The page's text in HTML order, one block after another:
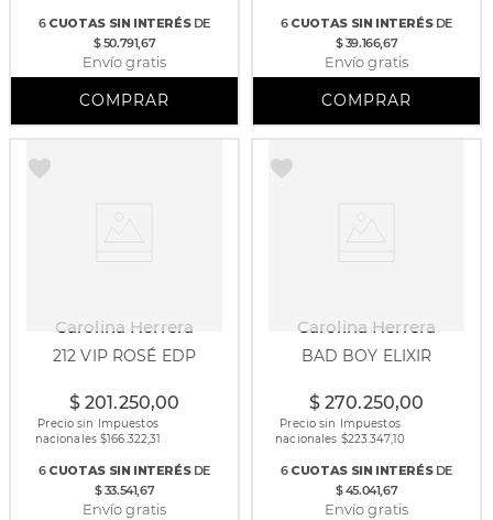
6CUOTAS SIN INTERÉSDE
$ 50.791,67
Envío gratis
6CUOTAS SIN INTERÉSDE
$ 39.166,67
Envío gratis
Carolina Herrera
212 VIP ROSÉ EDP
$ 201.250,00
Precio sin Impuestos
nacionales $166.322,31
6CUOTAS SIN INTERÉSDE
$ 33.541,67
Envío gratis
Carolina Herrera
BAD BOY ELIXIR
$ 270.250,00
Precio sin Impuestos
nacionales $223.347,10
6CUOTAS SIN INTERÉSDE
$ 45.041,67
Envío gratis